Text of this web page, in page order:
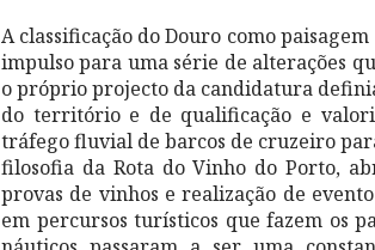
A classificação do Douro como
impulso para uma série de alterações
o próprio projecto da candidatura
do território e de qualificação e
tráfego fluvial de barcos de cruzeiro
filosofia da Rota do Vinho do Porto,
provas de vinhos e realização de
em percursos turísticos que fazem os